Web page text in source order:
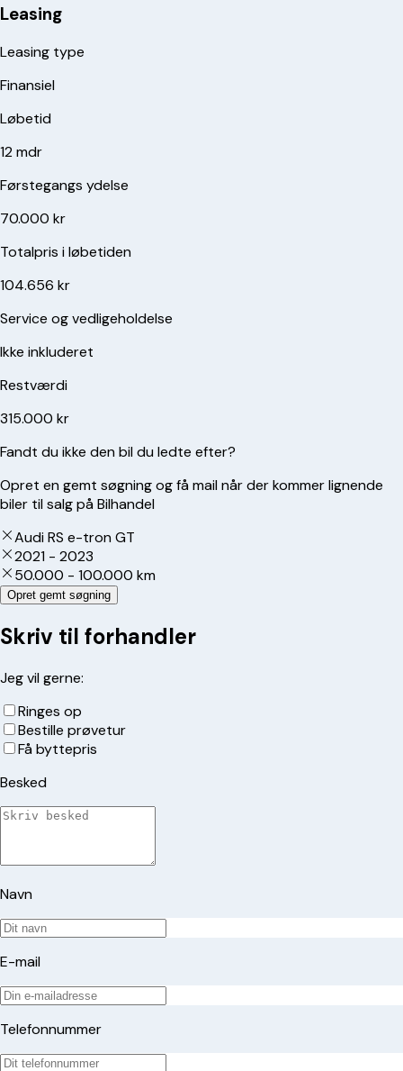
Leasing
Leasing type
Finansiel
Løbetid
12 mdr
Førstegangs ydelse
70.000 kr
Totalpris i løbetiden
104.656 kr
Service og vedligeholdelse
Ikke inkluderet
Restværdi
315.000 kr
Fandt du ikke den bil du ledte efter?
Opret en gemt søgning og få mail når der kommer lignende
biler til salg på Bilhandel
Audi RS e-tron GT
2021 - 2023
50.000 - 100.000 km
Opret gemt søgning
Skriv til forhandler
Jeg vil gerne:
Ringes op
Bestille prøvetur
Få byttepris
Besked
Navn
E-mail
Telefonnummer